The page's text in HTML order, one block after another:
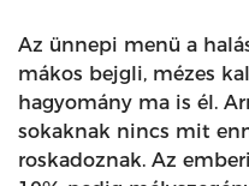
Az ünnepi menü a
mákos bejgli, mézes
hagyomány ma is él.
sokaknak nincs mit
roskadoznak. Az